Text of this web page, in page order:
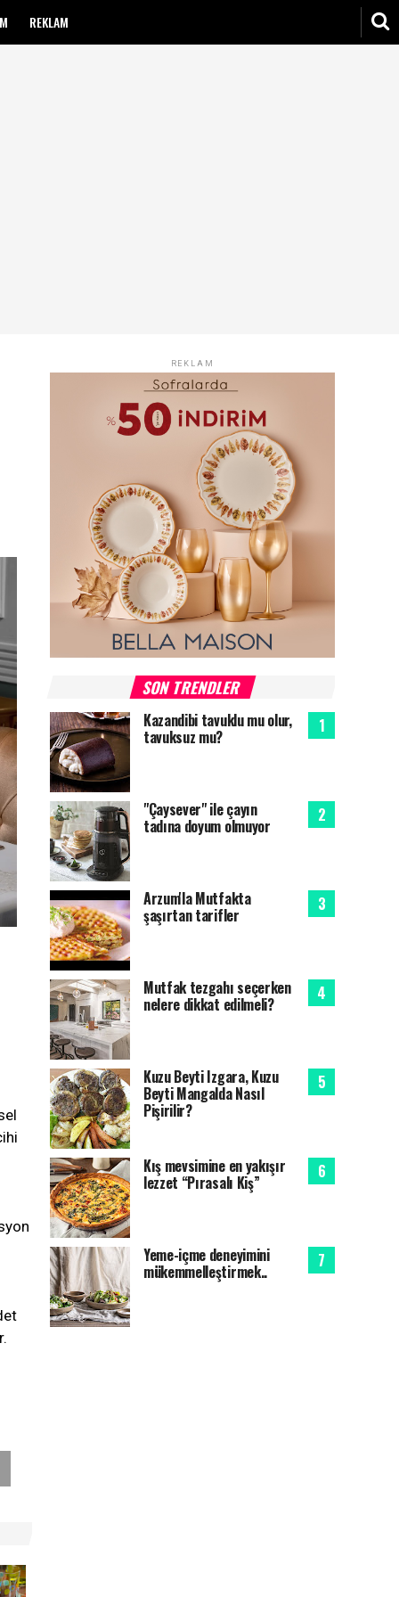
REKLAM
REKLAM
SON TRENDLER
Kazandibi tavuklu mu olur,
tavuksuz mu?
"Çaysever" ile çayın
tadına doyum olmuyor
Arzum'la Mutfakta
şaşırtan tarifler
Mutfak tezgahı seçerken
nelere dikkat edilmeli?
Kuzu Beyti Izgara, Kuzu
Beyti Mangalda Nasıl
Pişirilir?
Kış mevsimine en yakışır
lezzet “Pırasalı Kiş”
Yeme-içme deneyimini
mükemmelleştirmek..